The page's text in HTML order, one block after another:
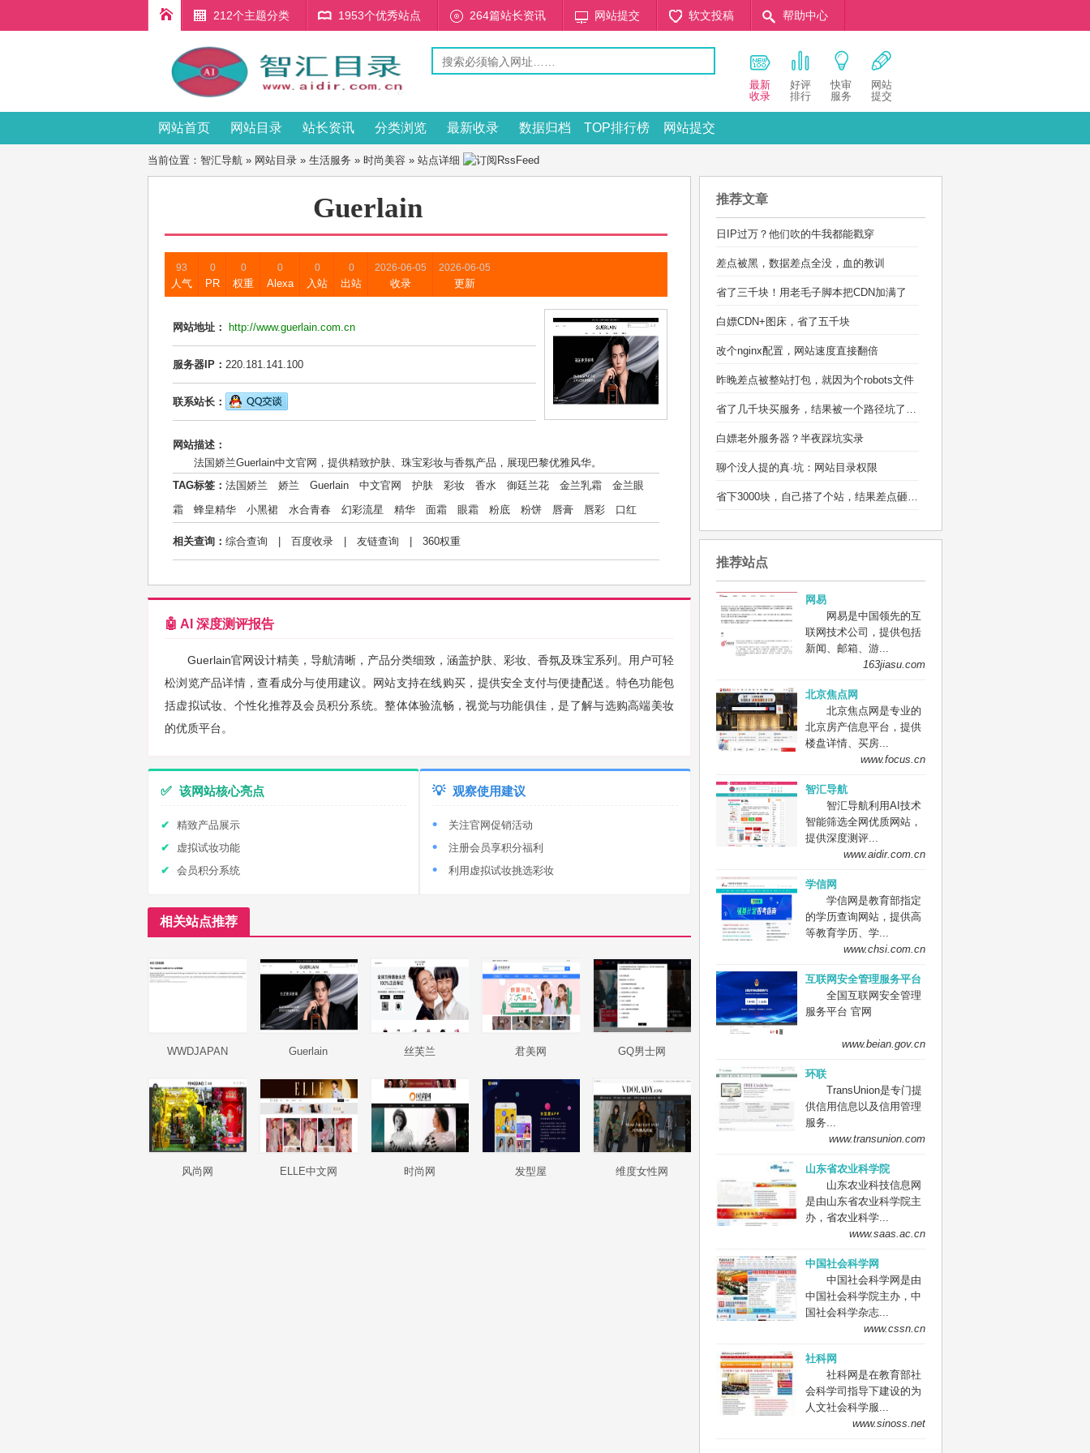
212个主题分类 1953个优秀站点 264篇站长资讯 网站提交 软文投稿 帮助中心
最新
收录
好评
排行
快审
服务
网站
提交
网站首页 网站目录 站长资讯 分类浏览 最新收录 数据归档 TOP排行榜 网站提交
当前位置： 智汇导航 » 网站目录 » 生活服务 » 时尚美容 » 站点详细
Guerlain
93
人气
0
PR
0
权重
0
Alexa
0
入站
0
出站
2026-06-05
收录
2026-06-05
更新
网站地址： http://www.guerlain.com.cn
服务器IP： 220.181.141.100
联系站长：
网站描述：
法国娇兰Guerlain中文官网，提供精致护肤、珠宝彩妆与香氛产品，展现巴黎优雅风华。
TAG标签： 法国娇兰 娇兰 Guerlain 中文官网 护肤 彩妆 香水 御廷兰花 金兰乳霜
金兰眼
霜
蜂皇精华 小黑裙 水合青春 幻彩流星 精华 面霜 眼霜 粉底 粉饼 唇膏 唇彩 口红
相关查询： 综合查询 百度收录 友链查询 360权重
🤖 AI 深度测评报告
Guerlain官网设计精美，导航清晰，产品分类细致，涵盖护肤、彩妆、香氛及珠宝系列。用户可轻
松浏览产品详情，查看成分与使用建议。网站支持在线购买，提供安全支付与便捷配送。特色功能包
括虚拟试妆、个性化推荐及会员积分系统。整体体验流畅，视觉与功能俱佳，是了解与选购高端美妆
的优质平台。
✅ 该网站核心亮点
精致产品展示
虚拟试妆功能
会员积分系统
💡 观察使用建议
关注官网促销活动
注册会员享积分福利
利用虚拟试妆挑选彩妆
相关站点推荐
WWDJAPAN Guerlain 丝芙兰 君美网 GQ男士网
风尚网 ELLE中文网 时尚网 发型屋 维度女性网
推荐文章
日IP过万？他们吹的牛我都能戳穿
差点被黑，数据差点全没，血的教训
省了三千块！用老毛子脚本把CDN加满了
白嫖CDN+图床，省了五千块
改个nginx配置，网站速度直接翻倍
昨晚差点被整站打包，就因为个robots文件
省了几千块买服务，结果被一个路径坑了两宿
白嫖老外服务器？半夜踩坑实录
聊个没人提的真·坑：网站目录权限
省下3000块，自己搭了个站，结果差点砸电脑
推荐站点
网易
网易是中国领先的互
联网技术公司，提供包括
新闻、邮箱、游...
163jiasu.com
北京焦点网
北京焦点网是专业的
北京房产信息平台，提供
楼盘详情、买房...
www.focus.cn
智汇导航
智汇导航利用AI技术
智能筛选全网优质网站，
提供深度测评...
www.aidir.com.cn
学信网
学信网是教育部指定
的学历查询网站，提供高
等教育学历、学...
www.chsi.com.cn
互联网安全管理服务平台
全国互联网安全管理
服务平台 官网
www.beian.gov.cn
环联
TransUnion是专门提
供信用信息以及信用管理
服务...
www.transunion.com
山东省农业科学院
山东农业科技信息网
是由山东省农业科学院主
办，省农业科学...
www.saas.ac.cn
中国社会科学网
中国社会科学网是由
中国社会科学院主办，中
国社会科学杂志...
www.cssn.cn
社科网
社科网是在教育部社
会科学司指导下建设的为
人文社会科学服...
www.sinoss.net